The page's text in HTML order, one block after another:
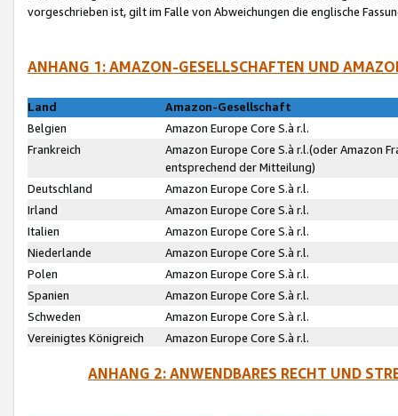
vorgeschrieben ist, gilt im Falle von Abweichungen die englische
ANHANG 1: AMAZON-GESELLSCHAFTEN UND
Land
Amazon-Gesellschaft
Belgien
Amazon Europe Core S.à r.l.
Frankreich
Amazon Europe Core S.à r.l.(oder Amazon
entsprechend der Mitteilung)
Deutschland
Amazon Europe Core S.à r.l.
Irland
Amazon Europe Core S.à r.l.
Italien
Amazon Europe Core S.à r.l.
Niederlande
Amazon Europe Core S.à r.l.
Polen
Amazon Europe Core S.à r.l.
Spanien
Amazon Europe Core S.à r.l.
Schweden
Amazon Europe Core S.à r.l.
Vereinigtes Königreich
Amazon Europe Core S.à r.l.
ANHANG 2: ANWENDBARES RECHT UND